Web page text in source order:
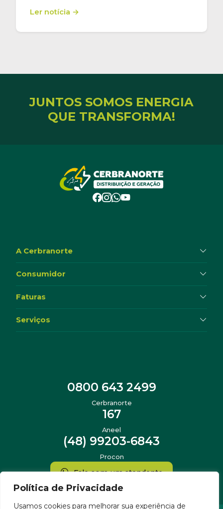
Política de Privacidade
Usamos cookies para melhorar sua experiência de
Ler notícia →
JUNTOS SOMOS ENERGIA
QUE TRANSFORMA!
A Cerbranorte
Consumidor
Faturas
Serviços
0800 643 2499
Cerbranorte
167
Aneel
(48) 99203-6843
Procon
Fale com um atendente